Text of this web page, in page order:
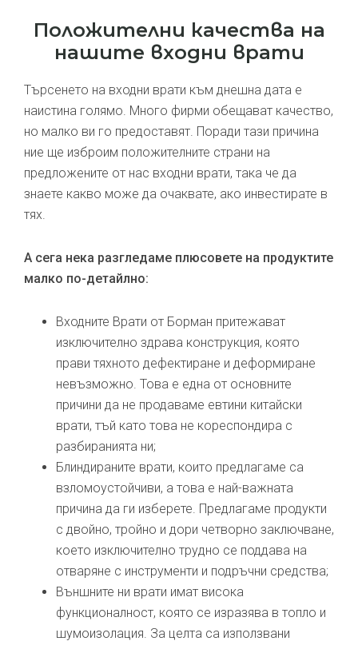
Положителни качества на
нашите входни врати
Търсенето на входни врати към днешна дата е
наистина голямо. Много фирми обещават качество,
но малко ви го предоставят. Поради тази причина
ние ще изброим положителните страни на
предложените от нас входни врати, така че да
знаете какво може да очаквате, ако инвестирате в
тях.
А сега нека разгледаме плюсовете на продуктите
малко по-детайлно:
Входните Врати от Борман притежават
изключително здрава конструкция, която
прави тяхното дефектиране и деформиране
невъзможно. Това е една от основните
причини да не продаваме евтини китайски
врати, тъй като това не кореспондира с
разбиранията ни;
Блиндираните врати, които предлагаме са
взломоустойчиви, а това е най-важната
причина да ги изберете. Предлагаме продукти
с двойно, тройно и дори четворно заключване,
което изключително трудно се поддава на
отваряне с инструменти и подръчни средства;
Външните ни врати имат висока
функционалност, която се изразява в топло и
шумоизолация. За целта са използвани